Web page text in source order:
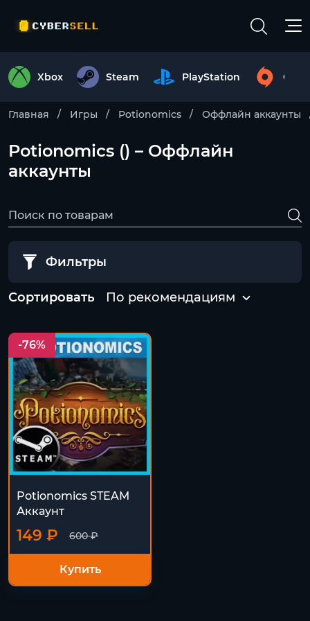
Xbox Steam PlayStation
Главная Игры Potionomics Оффлайн аккаунты
Potionomics () – Оффлайн
аккаунты
Фильтры
Сортировать По рекомендациям
-76%
Potionomics STEAM
Аккаунт
600 ₽
149 ₽
Купить